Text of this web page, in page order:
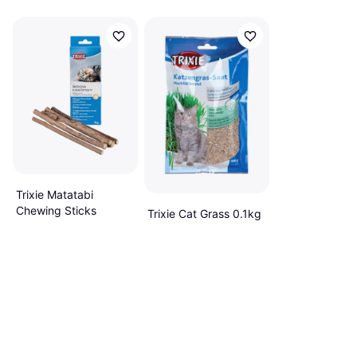
Trixie Matatabi
Chewing Sticks
Trixie Cat Grass 0.1kg